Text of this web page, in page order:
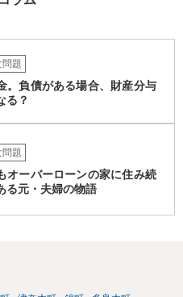
題
。負債がある場合、財産分与
る？
題
オーバーローンの家に住み続
る元・夫婦の物語